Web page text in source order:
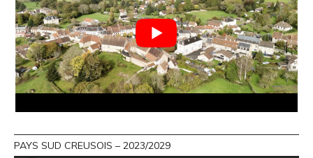
PAYS SUD CREUSOIS – 2023/2029